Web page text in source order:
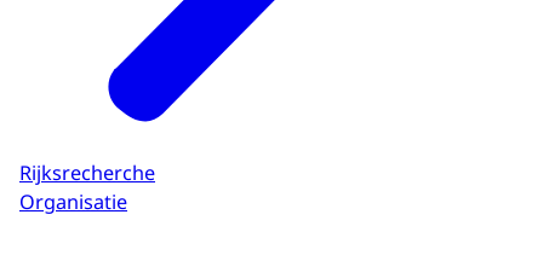
Rijksrecherche
Organisatie